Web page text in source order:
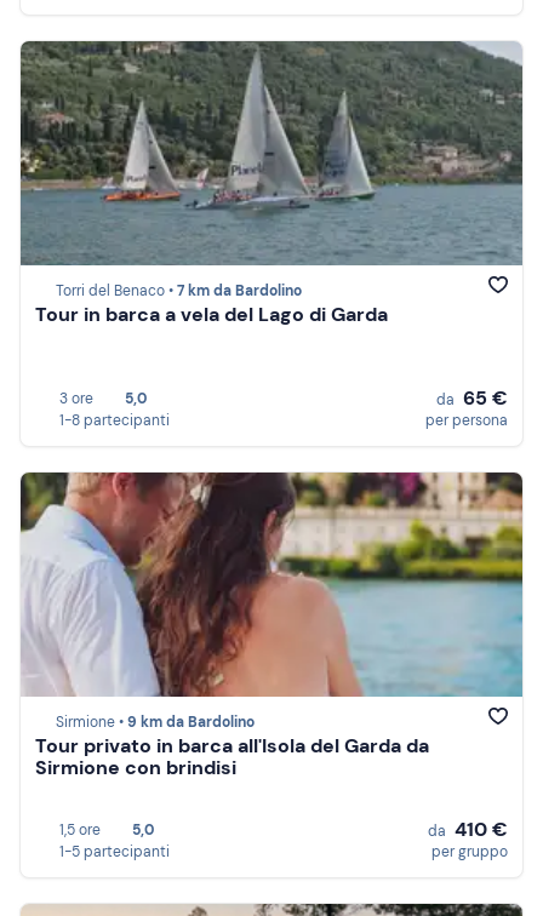
Torri del Benaco •7 km da Bardolino
Tour in barca a vela del Lago di Garda
3 ore
5,0
1-8 partecipanti
da 65 €
per persona
Sirmione •9 km da Bardolino
Tour privato in barca all'Isola del Garda da
Sirmione con brindisi
1,5 ore
5,0
1-5 partecipanti
da 410 €
per gruppo